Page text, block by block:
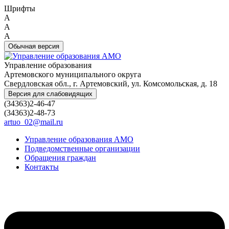
Шрифты
A
A
A
Обычная версия
Управление образования
Артемовского муниципального округа
Свердловская обл., г. Артемовский, ул. Комсомольская, д. 18
Версия для слабовидящих
(34363)2-46-47
(34363)2-48-73
artuo_02@mail.ru
Управление образования АМО
Подведомственные организации
Обращения граждан
Контакты